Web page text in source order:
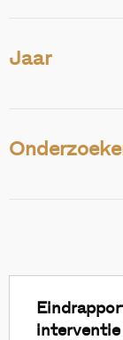
Jaar
interventie
meer